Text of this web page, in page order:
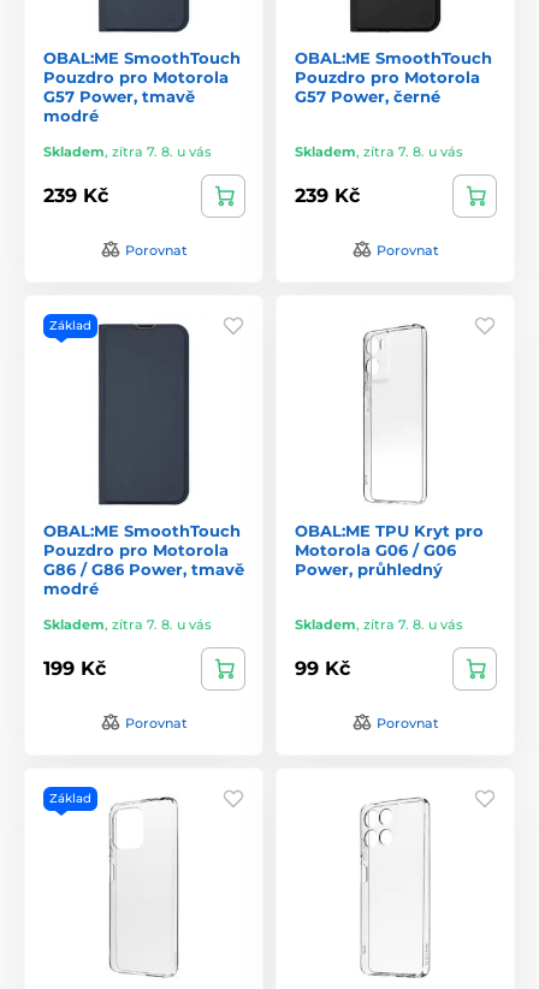
OBAL:ME SmoothTouch
Pouzdro pro Motorola
G57 Power, tmavě
modré
Skladem, zítra 7. 8. u vás
239 Kč
Porovnat
OBAL:ME SmoothTouch
Pouzdro pro Motorola
G57 Power, černé
Skladem, zítra 7. 8. u vás
239 Kč
Porovnat
Základ
OBAL:ME SmoothTouch
Pouzdro pro Motorola
G86 / G86 Power, tmavě
modré
Skladem, zítra 7. 8. u vás
199 Kč
Porovnat
OBAL:ME TPU Kryt pro
Motorola G06 / G06
Power, průhledný
Skladem, zítra 7. 8. u vás
99 Kč
Porovnat
Základ